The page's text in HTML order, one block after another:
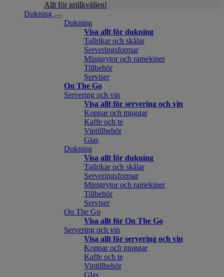
Allt för grillkvällen!
Dukning
Dukning
Visa allt för dukning
Tallrikar och skålar
Serveringsformar
Minigrytor och ramekiner
Tillbehör
Serviser
On The Go
Servering och vin
Visa allt för servering och vin
Koppar och muggar
Kaffe och te
Vintillbehör
Glas
Dukning
Visa allt för dukning
Tallrikar och skålar
Serveringsformar
Minigrytor och ramekiner
Tillbehör
Serviser
On The Go
Visa allt för On The Go
Servering och vin
Visa allt för servering och vin
Koppar och muggar
Kaffe och te
Vintillbehör
Glas